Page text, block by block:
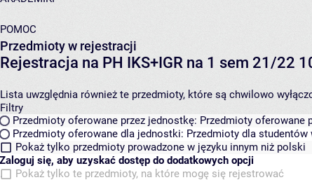
POMOC
Przedmioty w rejestracji
Rejestracja na PH IKS+IGR na 1 sem 21/22
Lista uwzględnia również te przedmioty, które są chwilowo
Filtry
Przedmioty oferowane przez jednostkę: Przedmioty oferowane
Przedmioty oferowane dla jednostki: Przedmioty dla
Pokaż tylko przedmioty prowadzone w języku innym niż polski
Zaloguj się, aby uzyskać dostęp do dodatkowych opcji
Pokaż tylko te przedmioty, na które mogę się rejestrować